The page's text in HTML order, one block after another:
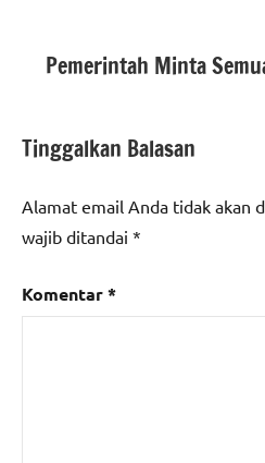
Pemerintah Minta
Tinggalkan Balasan
Alamat email Anda tidak akan
wajib ditandai *
Komentar*